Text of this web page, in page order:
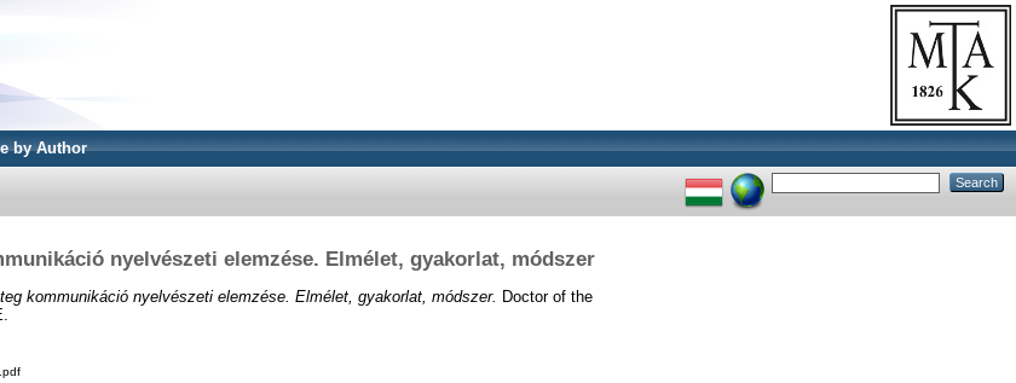
by Author
nyelvészeti elemzése. Elmélet, gyakorlat, módszer
kommunikáció nyelvészeti elemzése. Elmélet, gyakorlat, módszer. Doctor of the